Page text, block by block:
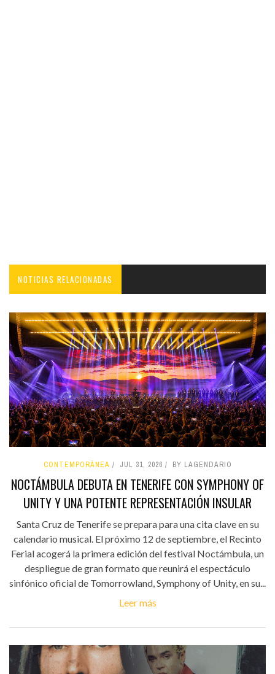
NOTICIAS RELACIONADAS
CONTEMPORÁNEA JUL 31, 2026 BY LAGENDARIO
NOCTÁMBULA DEBUTA EN TENERIFE CON SYMPHONY OF
UNITY Y UNA POTENTE REPRESENTACIÓN INSULAR
Santa Cruz de Tenerife se prepara para una cita clave en su
calendario musical. El próximo 12 de septiembre, el Recinto
Ferial acogerá la primera edición del festival Noctámbula, un
despliegue de gran formato que reunirá el espectáculo
sinfónico oficial de Tomorrowland, Symphony of Unity, en su...
Leer más